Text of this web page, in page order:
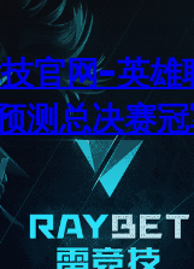
官网-英雄
测总决赛